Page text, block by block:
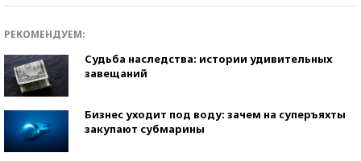
РЕКОМЕНДУЕМ:
Судьба наследства: истории удивительных
завещаний
Бизнес уходит под воду: зачем на суперъяхты
закупают субмарины